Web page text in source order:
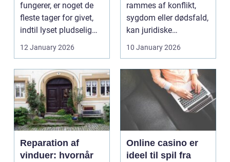
fungerer, er noget de
fleste tager for givet,
indtil lyset pludselig
går, el...
12 January 2026
rammes af konflikt,
sygdom eller dødsfald,
kan juridiske
spørgsmål hurtigt
vokse si...
10 January 2026
Reparation af
vinduer: hvornår
Online casino er
ideel til spil fra